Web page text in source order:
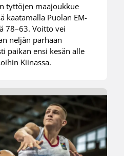
tyttöjen maajoukkue
kaatamalla Puolan EM-
78–63. Voitto vei
neljän parhaan
paikan ensi kesän alle
Kiinassa.